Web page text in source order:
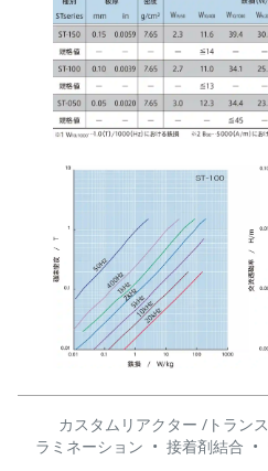
カスタムリアクター /トランス
ラミネーション • 接着剤結合 •